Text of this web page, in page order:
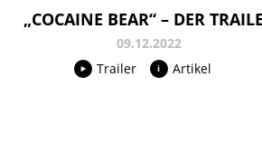
„COCAINE BEAR“ – DER
09.12.2022
Trailer
Artikel